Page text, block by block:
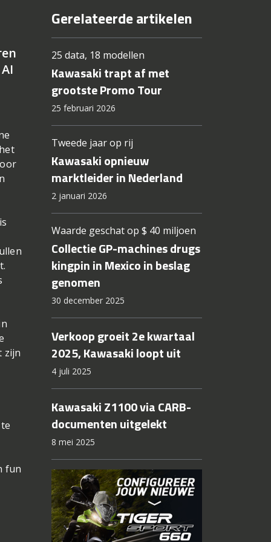
zijn
fun
Gerelateerde artikelen
25 data, 18 modellen
Kawasaki trapt af met
grootste Promo Tour
25 februari 2026
Tweede jaar op rij
Kawasaki opnieuw
marktleider in Nederland
2 januari 2026
Waarde geschat op $ 40 miljoen
Collectie GP-machines drugs
kingpin in Mexico in beslag
genomen
30 december 2025
Verkoop groeit 2e kwartaal
2025, Kawasaki loopt uit
4 juli 2025
Kawasaki Z1100 via CARB-
documenten uitgelekt
8 mei 2025